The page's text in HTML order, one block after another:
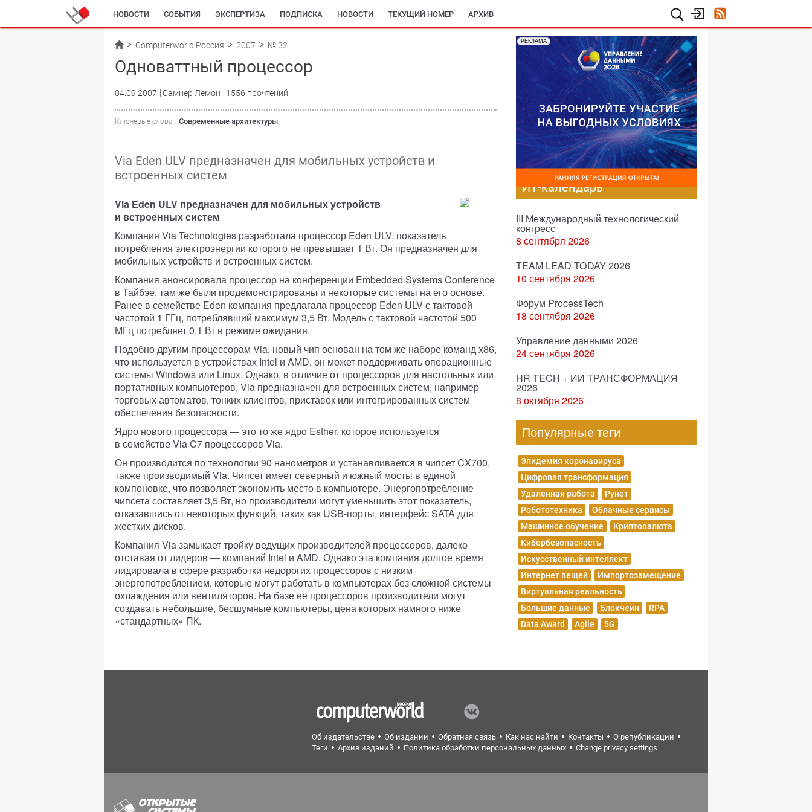
НОВОСТИ СОБЫТИЯ ЭКСПЕРТИЗА ПОДПИСКА НОВОСТИ ТЕКУЩИЙ НОМЕР АРХИВ
Computerworld Россия 2007 № 32
Одноваттный процессор
04.09.2007 Самнер Лемон 1556 прочтений
Ключевые слова : Современные архитектуры
Via Eden ULV предназначен для мобильных устройств и
встроенных систем
Via Eden ULV предназначен для мобильных устройств
и встроенных систем
Компания Via Technologies разработала процессор Eden ULV, показатель
потребления электроэнергии которого не превышает 1 Вт. Он предназначен для
мобильных устройств и встроенных систем.
Компания анонсировала процессор на конференции Embedded Systems Conference
в Тайбэе, там же были продемонстрированы и некоторые системы на его основе.
Ранее в семействе Eden компания предлагала процессор Eden ULV с тактовой
частотой 1 ГГц, потреблявший максимум 3,5 Вт. Модель с тактовой частотой 500
МГц потребляет 0,1 Вт в режиме ожидания.
Подобно другим процессорам Via, новый чип основан на том же наборе команд x86,
что используется в устройствах Intel и AMD, он может поддерживать операционные
системы Windows или Linux. Однако, в отличие от процессоров для настольных или
портативных компьютеров, Via предназначен для встроенных систем, например
торговых автоматов, тонких клиентов, приставок или интегрированных систем
обеспечения безопасности.
Ядро нового процессора — это то же ядро Esther, которое используется
в семействе Via C7 процессоров Via.
Он производится по технологии 90 нанометров и устанавливается в чипсет CX700,
также производимый Via. Чипсет имеет северный и южный мосты в единой
компоновке, что позволяет экономить место в компьютере. Энергопотребление
чипсета составляет 3,5 Вт, но производители могут уменьшить этот показатель,
отказавшись от некоторых функций, таких как USB-порты, интерфейс SATA для
жестких дисков.
Компания Via замыкает тройку ведущих производителей процессоров, далеко
отставая от лидеров — компаний Intel и AMD. Однако эта компания долгое время
лидировала в сфере разработки недорогих процессоров с низким
энергопотреблением, которые могут работать в компьютерах без сложной системы
охлаждения или вентиляторов. На базе ее процессоров производители могут
создавать небольшие, бесшумные компьютеры, цена которых намного ниже
«стандартных» ПК.
РЕКЛАМА
ИТ-календарь
III Международный технологический
конгресс
8 сентября 2026
TEAM LEAD TODAY 2026
10 сентября 2026
Форум ProcessTech
18 сентября 2026
Управление данными 2026
24 сентября 2026
HR TECH + ИИ ТРАНСФОРМАЦИЯ
2026
8 октября 2026
Популярные теги
Эпидемия коронавируса
Цифровая трансформация
Удаленная работа
Рунет
Робототехника
Облачные сервисы
Машинное обучение
Криптовалюта
Кибербезопасность
Искусственный интеллект
Интернет вещей
Импортозамещение
Виртуальная реальность
Большие данные
Блокчейн
RPA
Data Award
Agile 5G
Об издательстве Об издании Обратная связь Как нас найти Контакты
О републикации
Теги
Архив изданий Политика обработки персональных данных Change privacy settings